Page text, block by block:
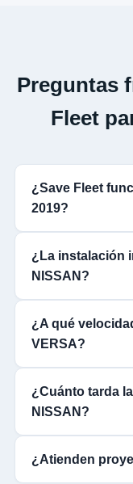
Preguntas
Fleet
¿Save Fleet
2019?
¿La instalación
NISSAN?
¿A qué
VERSA?
¿Cuánto tarda
NISSAN?
¿Atienden